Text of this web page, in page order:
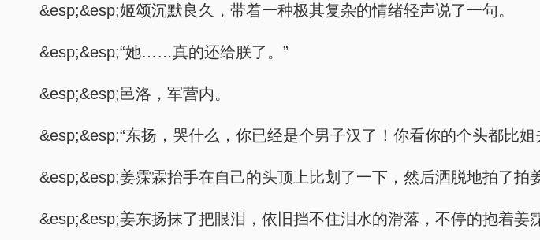
&esp;&esp;姬颂沉默良久，带着一种极其复杂的情绪轻声说了一句。
&esp;&esp;“她……真的还给朕了。”
&esp;&esp;邑洛，军营内。
&esp;&esp;“东扬，哭什么，你已经是个男子汉了！你看你的个头都比姐
&esp;&esp;姜霂霖抬手在自己的头顶上比划了一下，然后洒脱地拍了拍
&esp;&esp;姜东扬抹了把眼泪，依旧挡不住泪水的滑落，不停的抱着姜